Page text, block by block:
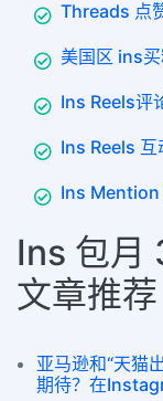
Threads 点
美国区 ins
Ins Reels评
Ins Reels
Ins Mention
Ins 包月
文章推荐
亚马逊和“天猫
期待？在